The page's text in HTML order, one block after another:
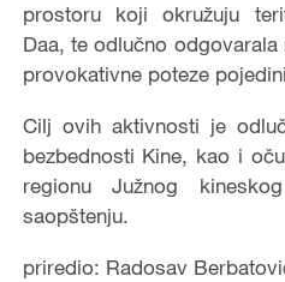
prostoru koji okružuju
Daa, te odlučno
provokativne poteze
Cilj ovih aktivnosti je
bezbednosti Kine, kao i
regionu Južnog
saopštenju.
priredio: Radosav